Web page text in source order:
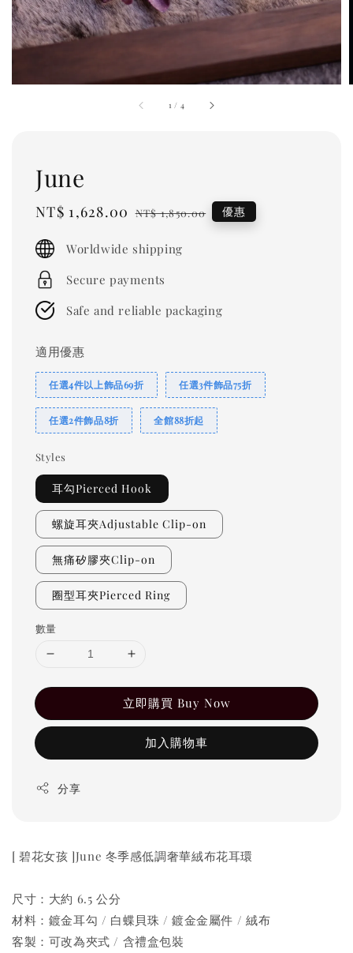
1 / 4
June
Sale
NT$ 1,628.00 Regular
NT$ 1,850.00 優惠
Worldwide shipping
Secure payments
Safe and reliable packaging
適用優惠
任選4件以上飾品69折 任選3件飾品75折
任選2件飾品8折 全館88折起
Styles
耳勾Pierced Hook
螺旋耳夾Adjustable Clip-on
無痛矽膠夾Clip-on
圈型耳夾Pierced Ring
數量
立即購買 Buy Now
加入購物車
分享
[ 碧花女孩 ]June 冬季感低調奢華絨布花耳環
尺寸：大約 6.5 公分
材料：鍍金耳勾 / 白蝶貝珠 / 鍍金金屬件 / 絨布
客製：可改為夾式 / 含禮盒包裝